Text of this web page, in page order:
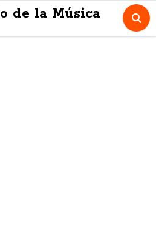
de la Música